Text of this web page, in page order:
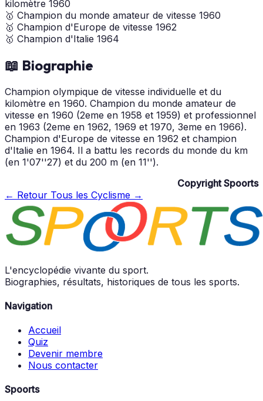
kilomètre 1960
🥇 Champion du monde amateur de vitesse 1960
🥇 Champion d'Europe de vitesse 1962
🥇 Champion d'Italie 1964
📖 Biographie
Champion olympique de vitesse individuelle et du
kilomètre en 1960. Champion du monde amateur de
vitesse en 1960 (2eme en 1958 et 1959) et professionnel
en 1963 (2eme en 1962, 1969 et 1970, 3eme en 1966).
Champion d'Europe de vitesse en 1962 et champion
d'Italie en 1964. Il a battu les records du monde du km
(en 1'07''27) et du 200 m (en 11'').
Copyright Spoorts
← Retour Tous les Cyclisme →
L'encyclopédie vivante du sport.
Biographies, résultats, historiques de tous les sports.
Navigation
Accueil
Quiz
Devenir membre
Nous contacter
Spoorts